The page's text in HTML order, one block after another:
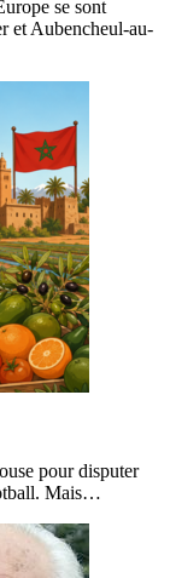
se sont
et Aubencheul-au-
pour disputer
Mais…